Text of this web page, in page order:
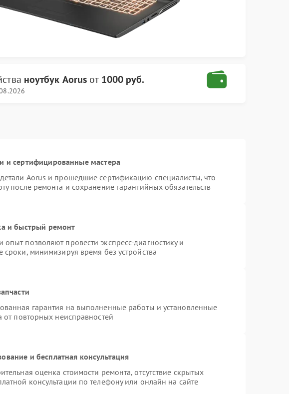
ноутбук Aorus от 1000 руб.
и сертифицированные мастера
Aorus и прошедшие сертификацию специалисты, что
после ремонта и сохранение гарантийных обязательств
и быстрый ремонт
позволяют провести экспресс-диагностику и
сроки, минимизируя время без устройства
гарантия на выполненные работы и установленные
от повторных неисправностей
и бесплатная консультация
оценка стоимости ремонта, отсутствие скрытых
консультации по телефону или онлайн на сайте